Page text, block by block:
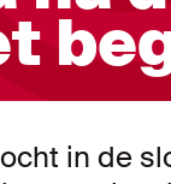
in de